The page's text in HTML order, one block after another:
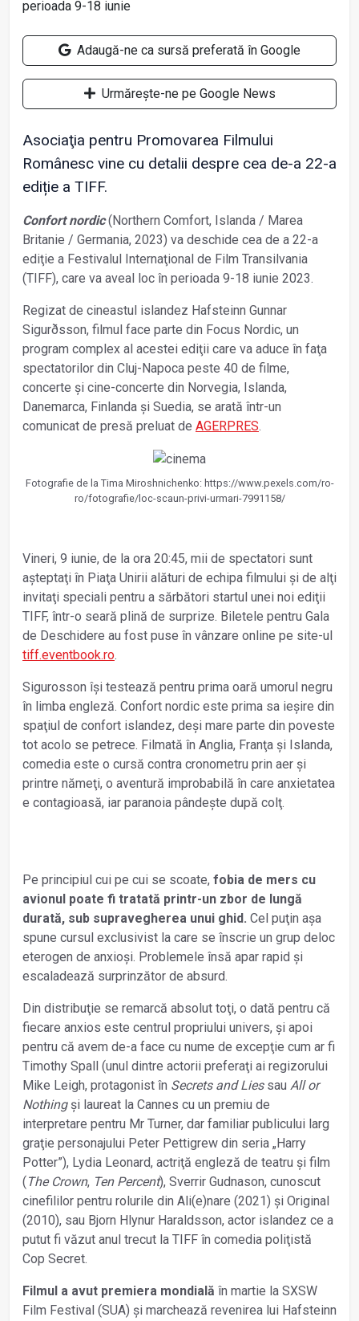
Adaugă-ne ca sursă preferată în Google
Urmărește-ne pe Google News
Asociaţia pentru Promovarea Filmului
Românesc vine cu detalii despre cea de-a 22-a
ediție a TIFF.
Confort nordic(Northern Comfort, Islanda / Marea
Britanie / Germania, 2023) va deschide cea de a 22-a
ediţie a Festivalul Internaţional de Film Transilvania
(TIFF), care va aveal loc în perioada 9-18 iunie 2023.
Regizat de cineastul islandez Hafsteinn Gunnar
Sigurðsson, filmul face parte din Focus Nordic, un
program complex al acestei ediţii care va aduce în faţa
spectatorilor din Cluj-Napoca peste 40 de filme,
concerte şi cine-concerte din Norvegia, Islanda,
Danemarca, Finlanda şi Suedia, se arată într-un
comunicat de presă preluat de AGERPRES.
Fotografie de la Tima Miroshnichenko: https://www.pexels.com/ro-
ro/fotografie/loc-scaun-privi-urmari-7991158/
Vineri, 9 iunie, de la ora 20:45, mii de spectatori sunt
aşteptaţi în Piaţa Unirii alături de echipa filmului şi de alţi
invitaţi speciali pentru a sărbători startul unei noi ediţii
TIFF, într-o seară plină de surprize. Biletele pentru Gala
de Deschidere au fost puse în vânzare online pe site-ul
tiff.eventbook.ro.
Sigurosson îşi testează pentru prima oară umorul negru
în limba engleză. Confort nordic este prima sa ieşire din
spaţiul de confort islandez, deşi mare parte din poveste
tot acolo se petrece. Filmată în Anglia, Franţa şi Islanda,
comedia este o cursă contra cronometru prin aer şi
printre nămeţi, o aventură improbabilă în care anxietatea
e contagioasă, iar paranoia pândeşte după colţ.
Pe principiul cui pe cui se scoate, fobia de mers cu
avionul poate fi tratată printr-un zbor de lungă
durată, sub supravegherea unui ghid. Cel puţin aşa
spune cursul exclusivist la care se înscrie un grup deloc
eterogen de anxioşi. Problemele însă apar rapid şi
escaladează surprinzător de absurd.
Din distribuţie se remarcă absolut toţi, o dată pentru că
fiecare anxios este centrul propriului univers, şi apoi
pentru că avem de-a face cu nume de excepţie cum ar fi
Timothy Spall (unul dintre actorii preferaţi ai regizorului
Mike Leigh, protagonist în Secrets and Liessau All or
Nothingşi laureat la Cannes cu un premiu de
interpretare pentru Mr Turner, dar familiar publicului larg
graţie personajului Peter Pettigrew din seria „Harry
Potter”), Lydia Leonard, actriţă engleză de teatru şi film
(The Crown, Ten Percent), Sverrir Gudnason, cunoscut
cinefililor pentru rolurile din Ali(e)nare (2021) şi Original
(2010), sau Bjorn Hlynur Haraldsson, actor islandez ce a
putut fi văzut anul trecut la TIFF în comedia poliţistă
Cop Secret.
Filmul a avut premiera mondială în martie la SXSW
Film Festival (SUA) şi marchează revenirea lui Hafsteinn